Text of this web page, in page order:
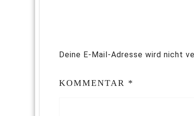
Deine E-Mail-Adresse wird nicht
KOMMENTAR *